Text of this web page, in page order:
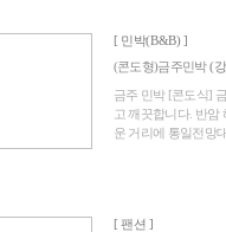
[ 민박(B&B) ]
(콘도형)금주민박(
금주 민박 [콘도식]
고 깨끗합니다. 반
운 거리에 통일전망
[ 팬션 ]